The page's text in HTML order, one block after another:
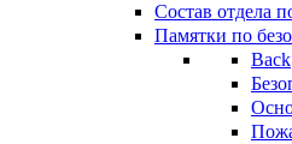
Состав отдела
Памятки по
Back